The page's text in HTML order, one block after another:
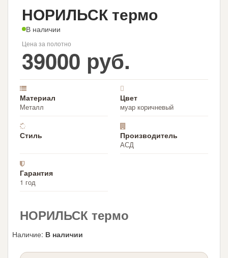
НОРИЛЬСК термо
В наличии
Цена за полотно
39000 руб.
Материал
Металл
Цвет
муар коричневый
Стиль Производитель
АСД
Гарантия
1 год
НОРИЛЬСК термо
Наличие: В наличии